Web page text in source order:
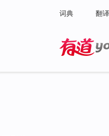
词典 翻译